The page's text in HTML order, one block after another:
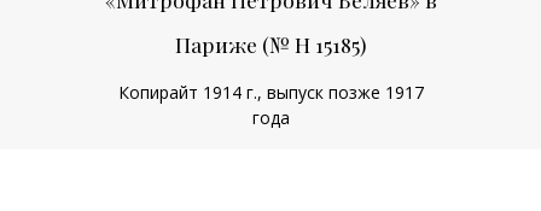
Париже (№ H 15185)
Копирайт 1914 г., выпуск позже 1917
года